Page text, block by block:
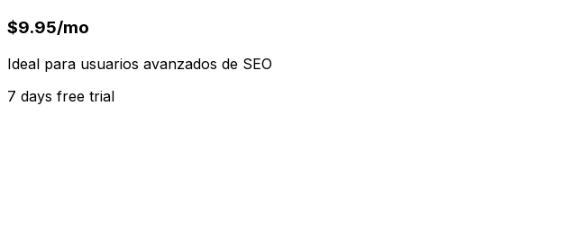
$9.95/mo
Ideal para usuarios avanzados de SEO
7 days free trial